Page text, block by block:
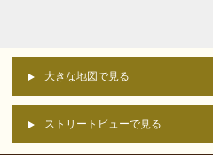
大きな地図で見る
ストリートビューで見る